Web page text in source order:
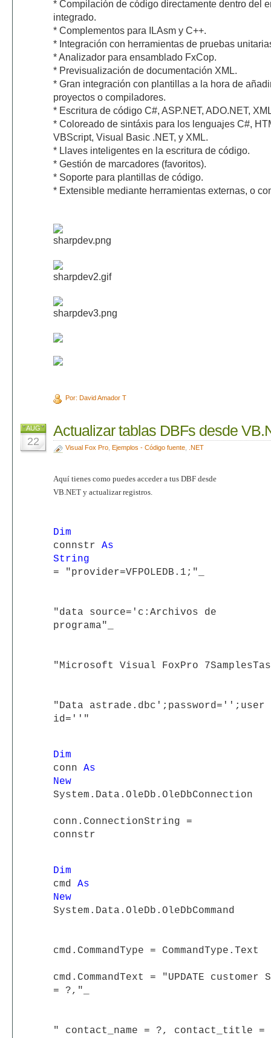
* Compilación de código directamente dentro del
integrado.
* Complementos para ILAsm y C++.
* Integración con herramientas de pruebas
* Analizador para ensamblado FxCop.
* Previsualización de documentación XML.
* Gran integración con plantillas a la hora de
proyectos o compiladores.
* Escritura de código C#, ASP.NET, ADO.NET,
* Coloreado de sintáxis para los lenguajes C#,
VBScript, Visual Basic .NET, y XML.
* Llaves inteligentes en la escritura de código.
* Gestión de marcadores (favoritos).
* Soporte para plantillas de código.
* Extensible mediante herramientas externas, o
Por: David Amador T
AUG
22
Actualizar tablas DBFs desde
Visual Fox Pro, Ejemplos - Código fuente, .NET
Aquí tienes como puedes acceder a tus DBF desde
VB.NET y actualizar registros.
Dim
connstr As
String
= "provider=VFPOLEDB.1;"_
"data source='c:Archivos de
programa"_
"Microsoft Visual FoxPro
"Data astrade.dbc';password='';user
id=''"
Dim
conn As
New
System.Data.OleDb.OleDbConnection
conn.ConnectionString =
connstr
Dim
cmd As
New
System.Data.OleDb.OleDbCommand
cmd.CommandType = CommandType.Text
cmd.CommandText = "UPDATE customer
= ?,"_
" contact_name = ?, contact_title =